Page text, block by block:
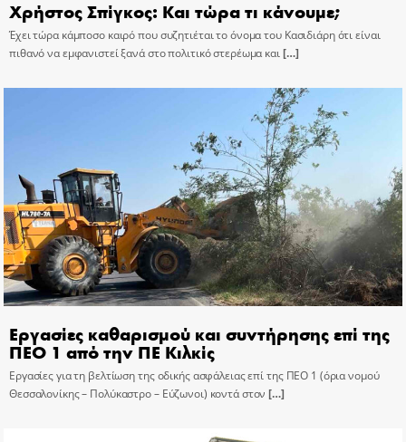
Χρήστος Σπίγκος: Και τώρα τι κάνουμε;
Έχει τώρα κάμποσο καιρό που συζητιέται το όνομα του Κασιδιάρη ότι είναι
πιθανό να εμφανιστεί ξανά στο πολιτικό στερέωμα και[…]
Εργασίες καθαρισμού και συντήρησης επί της
ΠΕΟ 1 από την ΠΕ Κιλκίς
Εργασίες για τη βελτίωση της οδικής ασφάλειας επί της ΠΕΟ 1 (όρια νομού
Θεσσαλονίκης – Πολύκαστρο – Εύζωνοι) κοντά στον […]